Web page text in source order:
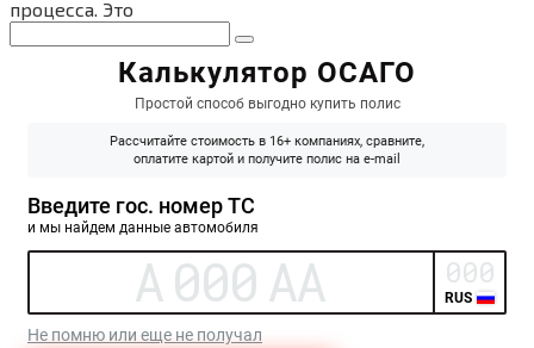
процесса. Это
Поиск: